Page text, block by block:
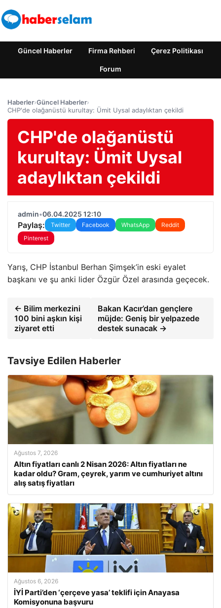
Güncel Haberler Firma Rehberi Çerez Politikası
Forum
Haberler›Güncel Haberler›
CHP'de olağanüstü kurultay: Ümit Uysal adaylıktan çekildi
CHP'de olağanüstü
kurultay: Ümit Uysal
adaylıktan çekildi
admin•06.04.2025 12:10
Paylaş: Twitter Facebook WhatsApp
Reddit
Pinterest
Yarış, CHP İstanbul Berhan Şimşek’in eski eyalet
başkanı ve şu anki lider Özgür Özel arasında geçecek.
← Bilim merkezini
100 bini aşkın kişi
ziyaret etti
Bakan Kacır’dan gençlere
müjde: Geniş bir yelpazede
destek sunacak →
Tavsiye Edilen Haberler
Ağustos 7, 2026
Altın fiyatları canlı 2 Nisan 2026: Altın fiyatları ne
kadar oldu? Gram, çeyrek, yarım ve cumhuriyet altını
alış satış fiyatları
Ağustos 6, 2026
İYİ Parti’den ‘çerçeve yasa’ teklifi için Anayasa
Komisyonuna başvuru